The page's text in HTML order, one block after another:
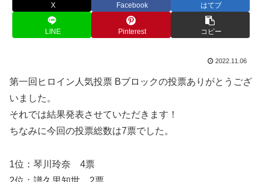
X Facebook はてブ
LINE Pinterest コピー
2022.11.06
第一回ヒロイン人気投票 Bブロックの投票ありがとうござ
いました。
それでは結果発表させていただきます！
ちなみに今回の投票総数は7票でした。
1位：琴川玲奈 4票